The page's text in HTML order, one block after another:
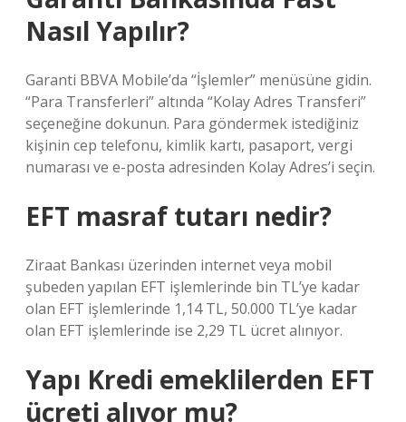
Nasıl Yapılır?
Garanti BBVA Mobile’da “İşlemler” menüsüne gidin.
“Para Transferleri” altında “Kolay Adres Transferi”
seçeneğine dokunun. Para göndermek istediğiniz
kişinin cep telefonu, kimlik kartı, pasaport, vergi
numarası ve e-posta adresinden Kolay Adres’i seçin.
EFT masraf tutarı nedir?
Ziraat Bankası üzerinden internet veya mobil
şubeden yapılan EFT işlemlerinde bin TL’ye kadar
olan EFT işlemlerinde 1,14 TL, 50.000 TL’ye kadar
olan EFT işlemlerinde ise 2,29 TL ücret alınıyor.
Yapı Kredi emeklilerden EFT
ücreti alıyor mu?